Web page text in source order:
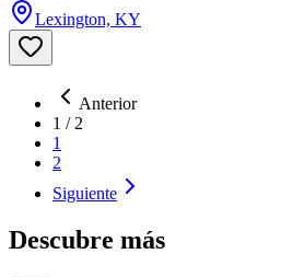
Lexington, KY
Anterior
1 / 2
1
2
Siguiente
Descubre más